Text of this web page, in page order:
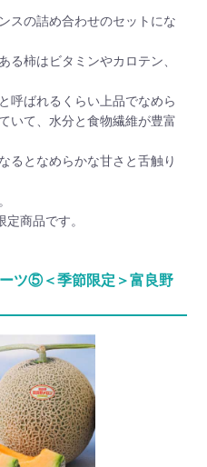
スの詰め合わせのセットにな
る柿はビタミンやカロテン、
呼ばれるくらい上品でなめら
いて、水分と食物繊維が豊富
るとなめらかな甘さと舌触り
商品です。
ツ⑤＜季節限定＞富良野